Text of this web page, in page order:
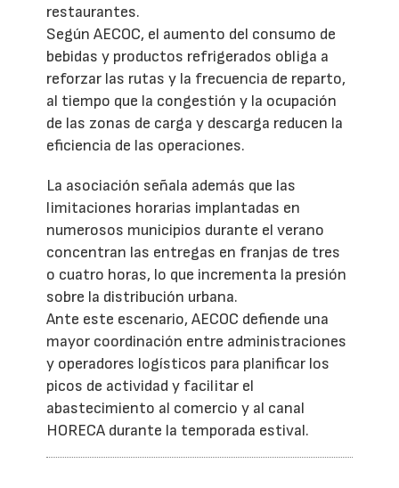
restaurantes.
Según AECOC, el aumento del consumo de
bebidas y productos refrigerados obliga a
reforzar las rutas y la frecuencia de reparto,
al tiempo que la congestión y la ocupación
de las zonas de carga y descarga reducen la
eficiencia de las operaciones.
La asociación señala además que las
limitaciones horarias implantadas en
numerosos municipios durante el verano
concentran las entregas en franjas de tres
o cuatro horas, lo que incrementa la presión
sobre la distribución urbana.
Ante este escenario, AECOC defiende una
mayor coordinación entre administraciones
y operadores logísticos para planificar los
picos de actividad y facilitar el
abastecimiento al comercio y al canal
HORECA durante la temporada estival.